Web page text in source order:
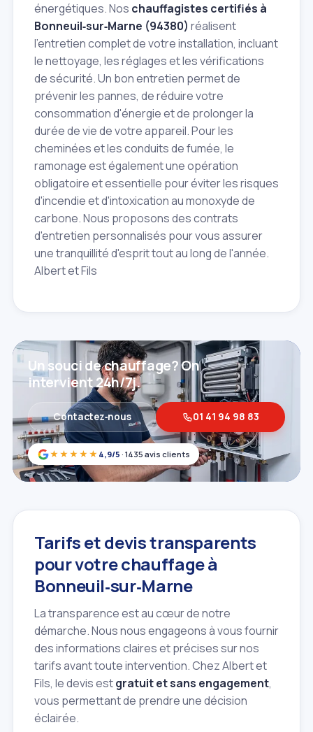
énergétiques. Nos chauffagistes certifiés à
Bonneuil‑sur‑Marne (94380) réalisent
l'entretien complet de votre installation, incluant
le nettoyage, les réglages et les vérifications
de sécurité. Un bon entretien permet de
prévenir les pannes, de réduire votre
consommation d'énergie et de prolonger la
durée de vie de votre appareil. Pour les
cheminées et les conduits de fumée, le
ramonage est également une opération
obligatoire et essentielle pour éviter les risques
d'incendie et d'intoxication au monoxyde de
carbone. Nous proposons des contrats
d'entretien personnalisés pour vous assurer
une tranquillité d'esprit tout au long de l'année.
Albert et Fils
★★★★★ 4,9/5 · 1435 avis clients
Un souci de chauffage? On
intervient 24h/7j.
Contactez‑nous 01 41 94 98 83
Tarifs et devis transparents
pour votre chauffage à
Bonneuil‑sur‑Marne
La transparence est au cœur de notre
démarche. Nous nous engageons à vous fournir
des informations claires et précises sur nos
tarifs avant toute intervention. Chez Albert et
Fils, le devis estgratuit et sans engagement,
vous permettant de prendre une décision
éclairée.